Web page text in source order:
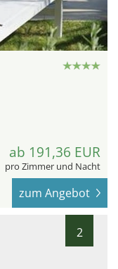
ab 191,36 EUR
pro Zimmer und Nacht
zum Angebot
2